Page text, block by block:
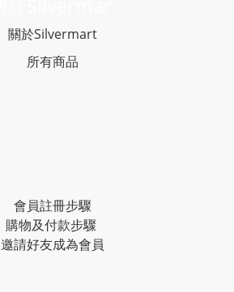
關於Silvermart
所有商品
會員註冊步驟
購物及付款步驟
邀請好友成為會員